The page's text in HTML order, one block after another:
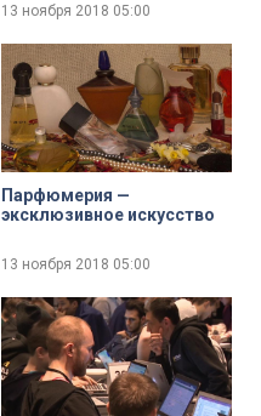
13 ноября 2018 05:00
Парфюмерия —
эксклюзивное искусство
13 ноября 2018 05:00